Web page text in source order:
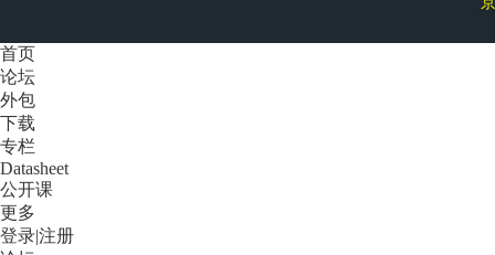
首页
论坛
外包
下载
专栏
Datasheet
公开课
更多
登录|注册